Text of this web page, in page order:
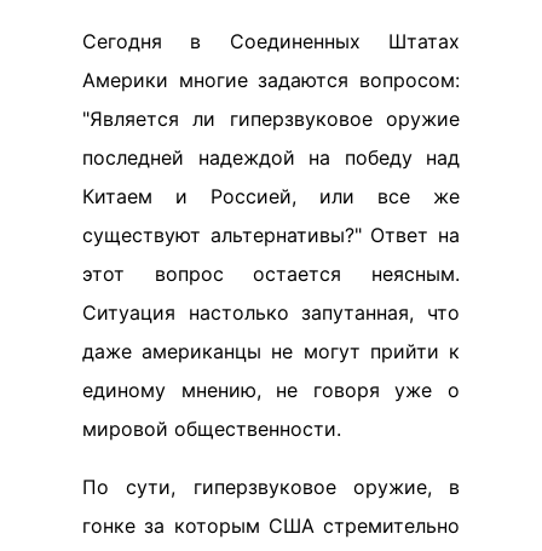
Сегодня в Соединенных Штатах
Америки многие задаются вопросом:
"Является ли гиперзвуковое оружие
последней надеждой на победу над
Китаем и Россией, или все же
существуют альтернативы?" Ответ на
этот вопрос остается неясным.
Ситуация настолько запутанная, что
даже американцы не могут прийти к
единому мнению, не говоря уже о
мировой общественности.
По сути, гиперзвуковое оружие, в
гонке за которым США стремительно